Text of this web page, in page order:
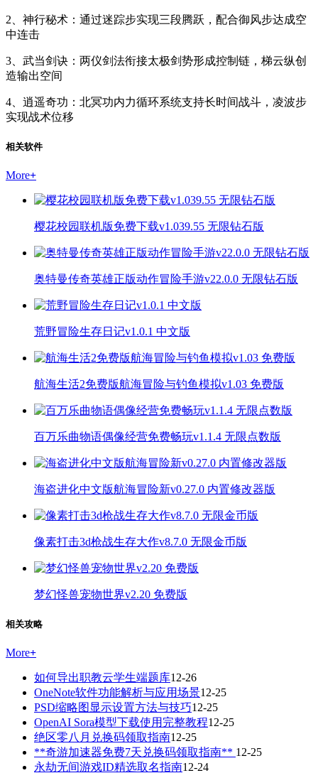
2、神行秘术：通过迷踪步实现三段腾跃，配合御风步达成空
中连击
3、武当剑诀：两仪剑法衔接太极剑势形成控制链，梯云纵创
造输出空间
4、逍遥奇功：北冥功内力循环系统支持长时间战斗，凌波步
实现战术位移
相关软件
More+
樱花校园联机版免费下载v1.039.55 无限钻石版
奥特曼传奇英雄正版动作冒险手游v22.0.0 无限钻石版
荒野冒险生存日记v1.0.1 中文版
航海生活2免费版航海冒险与钓鱼模拟v1.03 免费版
百万乐曲物语偶像经营免费畅玩v1.1.4 无限点数版
海盗进化中文版航海冒险新v0.27.0 内置修改器版
像素打击3d枪战生存大作v8.7.0 无限金币版
梦幻怪兽宠物世界v2.20 免费版
相关攻略
More+
如何导出职教云学生端题库12-26
OneNote软件功能解析与应用场景12-25
PSD缩略图显示设置方法与技巧12-25
OpenAI Sora模型下载使用完整教程12-25
绝区零八月兑换码领取指南12-25
**奇游加速器免费7天兑换码领取指南** 12-25
永劫无间游戏ID精选取名指南12-24